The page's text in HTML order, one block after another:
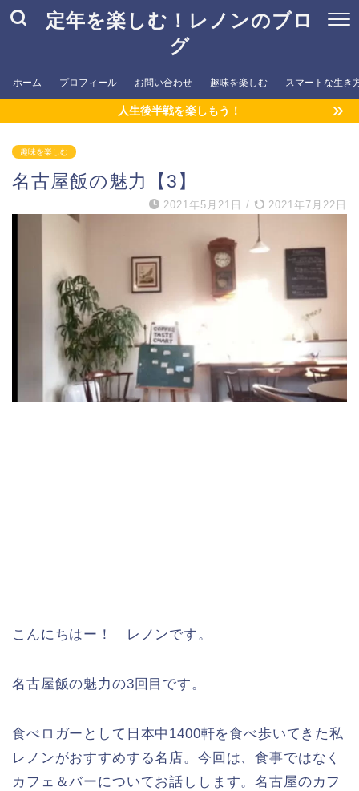
定年を楽しむ！レノンのブロ
グ
ホーム プロフィール お問い合わせ 趣味を楽しむ スマートな生き
人生後半戦を楽しもう！
趣味を楽しむ
名古屋飯の魅力【3】
2021年5月21日 / 2021年7月22日
こんにちはー！ レノンです。
名古屋飯の魅力の3回目です。
食べロガーとして日本中1400軒を食べ歩いてきた私
レノンがおすすめする名店。今回は、食事ではなく
カフェ＆バーについてお話しします。名古屋のカフ